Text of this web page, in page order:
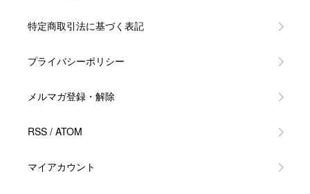
特定商取引法に基づく表記
プライバシーポリシー
メルマガ登録・解除
RSS / ATOM
マイアカウント